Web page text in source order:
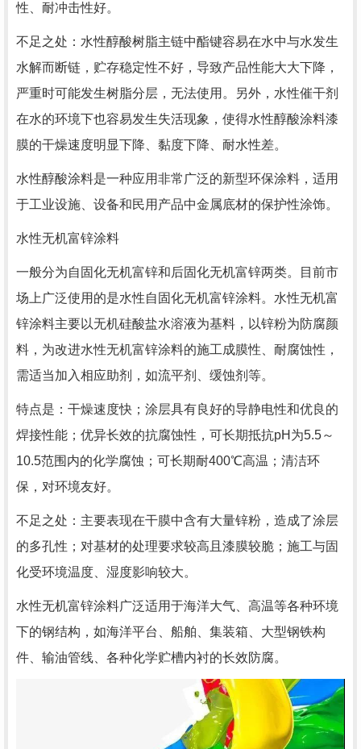
性、耐冲击性好。
不足之处：水性醇酸树脂主链中酯键容易在水中与水发生
水解而断链，贮存稳定性不好，导致产品性能大大下降，
严重时可能发生树脂分层，无法使用。另外，水性催干剂
在水的环境下也容易发生失活现象，使得水性醇酸涂料漆
膜的干燥速度明显下降、黏度下降、耐水性差。
水性醇酸涂料是一种应用非常广泛的新型环保涂料，适用
于工业设施、设备和民用产品中金属底材的保护性涂饰。
水性无机富锌涂料
一般分为自固化无机富锌和后固化无机富锌两类。目前市
场上广泛使用的是水性自固化无机富锌涂料。水性无机富
锌涂料主要以无机硅酸盐水溶液为基料，以锌粉为防腐颜
料，为改进水性无机富锌涂料的施工成膜性、耐腐蚀性，
需适当加入相应助剂，如流平剂、缓蚀剂等。
特点是：干燥速度快；涂层具有良好的导静电性和优良的
焊接性能；优异长效的抗腐蚀性，可长期抵抗pH 为5.5～
10.5范围内的化学腐蚀；可长期耐400℃高温；清洁环
保，对环境友好。
不足之处：主要表现在干膜中含有大量锌粉，造成了涂层
的多孔性；对基材的处理要求较高且漆膜较脆；施工与固
化受环境温度、湿度影响较大。
水性无机富锌涂料广泛适用于海洋大气、高温等各种环境
下的钢结构，如海洋平台、船舶、集装箱、大型钢铁构
件、输油管线、各种化学贮槽内衬的长效防腐。